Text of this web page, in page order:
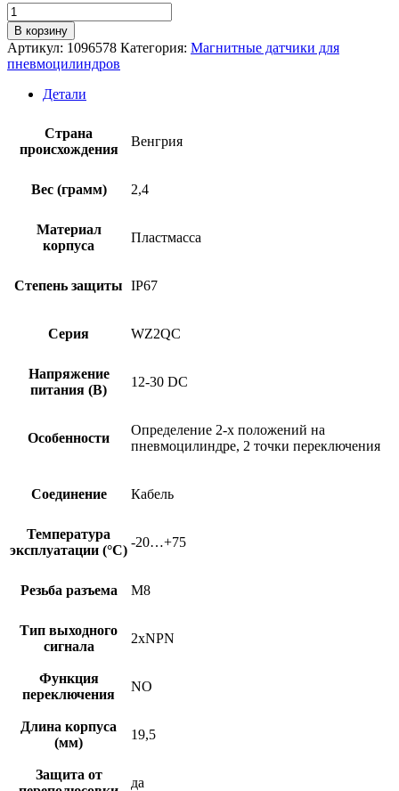
Количество
товара
Магнитный
датчик
SICK
MZ2Q-
CSSNSKR0S21
В корзину
Артикул: 1096578 Категория: Магнитные датчики для
пневмоцилиндров
Детали
Страна
происхождения
Венгрия
Вес (грамм) 2,4
Материал
корпуса
Пластмасса
Степень защиты IP67
Серия WZ2QC
Напряжение
питания (В)
12-30 DC
Особенности
Определение 2-х положений на
пневмоцилиндре, 2 точки переключения
Соединение Кабель
Температура
эксплуатации (°C)
-20…+75
Резьба разъема M8
Тип выходного
сигнала
2xNPN
Функция
переключения
NO
Длина корпуса
(мм)
19,5
Защита от
да